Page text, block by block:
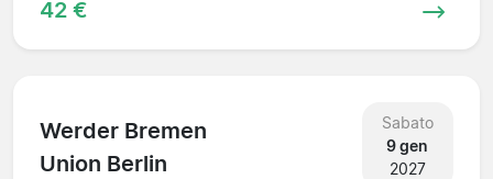
42 €
Werder Bremen
Union Berlin
Sabato
9 gen
2027